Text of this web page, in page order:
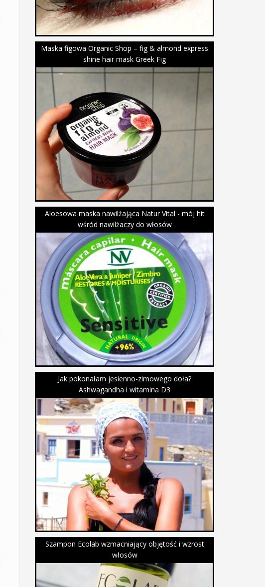
Maska figowa Organic Shop – fig & almond express
shine hair mask Greek Fig
Aloesowa maska nawilżająca Natur Vital - mój hit
wśród nawilżaczy do włosów
Jak pokonałam jesienno-zimowego doła?
Ashwagandha i witamina D3
Szampon Ecolab wzmacniający objętość i wzrost
włosów